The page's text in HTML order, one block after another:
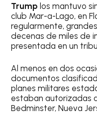
Trump los mantuvo
club Mar-a-Lago, en
regularmente,
decenas de miles de
presentada en un
Al menos en dos
documentos
planes militares
estaban autorizadas
Bedminster, Nueva